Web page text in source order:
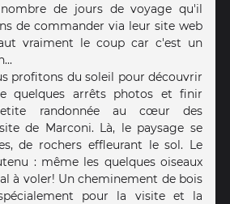
de jours de voyage qu'il
de commander via leur site web
vraiment le coup car c'est un
profitons du soleil pour découvrir
quelques arrêts photos et finir
randonnée au cœur des
de Marconi. Là, le paysage se
de rochers effleurant le sol. Le
: même les quelques oiseaux
à voler! Un cheminement de bois
pour la visite et la